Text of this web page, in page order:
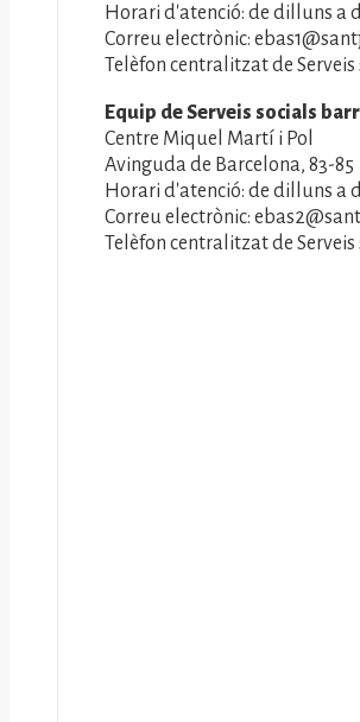
Horari d'atenció: de dilluns a
Correu electrònic:
Telèfon centralitzat de Serveis
Equip de Serveis socials
Centre Miquel Martí i Pol
Avinguda de Barcelona, 83-85
Horari d'atenció: de dilluns a
Correu electrònic:
Telèfon centralitzat de Serveis